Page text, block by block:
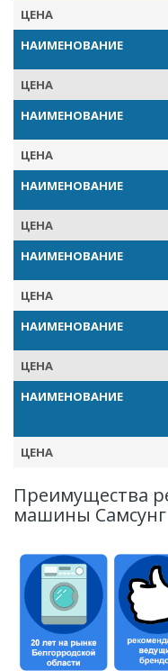
Преимущества
машины Самсунг